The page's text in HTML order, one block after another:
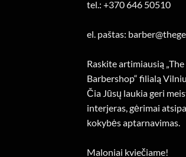
tel.: +370 646 50510
el. paštas:
Raskite artimiausią
Barbershop“ filialą
Čia Jūsų laukia geri
interjeras, gėrimai
kokybės aptarnavimas.
Maloniai kviečiame!